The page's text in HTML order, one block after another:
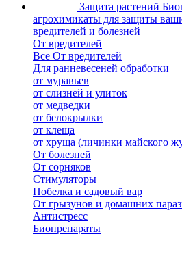
Защита растений
агрохимикаты для защиты
вредителей и болезней
От вредителей
Все От вредителей
Для ранневесеней обработки
от муравьев
от слизней и улиток
от медведки
от белокрылки
от клеща
от хруща (личинки майского
От болезней
От сорняков
Стимуляторы
Побелка и садовый вар
От грызунов и домашних
Антистресс
Биопрепараты